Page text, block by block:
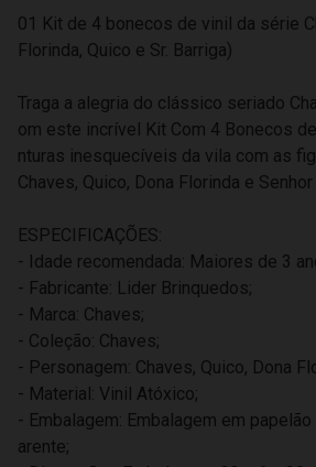
01 Kit de 4 bonecos de vinil da série
Florinda, Quico e Sr. Barriga)
Traga a alegria do clássico seriado
om este incrível Kit Com 4 Bonecos
nturas inesquecíveis da vila com as
Chaves, Quico, Dona Florinda e Senhor
ESPECIFICAÇÕES:
- Idade recomendada: Maiores de 3
- Fabricante: Lider Brinquedos;
- Marca: Chaves;
- Coleção: Chaves;
- Personagem: Chaves, Quico, Dona
- Material: Vinil Atóxico;
- Embalagem: Embalagem em
arente;